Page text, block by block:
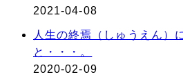
2021-04-08
人生の終焉（しゅうえん）
と・・・。
2020-02-09